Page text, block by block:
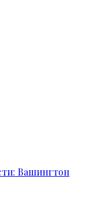
Вашингтон